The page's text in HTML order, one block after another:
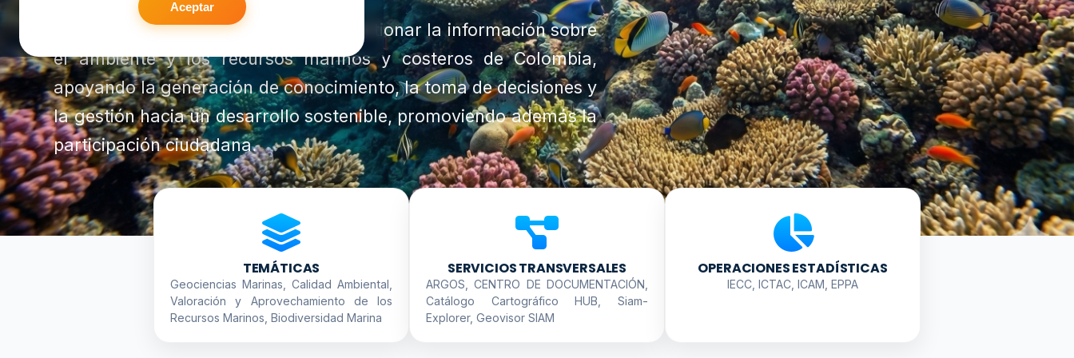
Su objetivo es recopilar, analizar y gestionar la información sobre
el ambiente y los recursos marinos y costeros de Colombia,
apoyando la generación de conocimiento, la toma de decisiones y
la gestión hacia un desarrollo sostenible, promoviendo además la
participación ciudadana.
TEMÁTICAS
Geociencias Marinas, Calidad Ambiental,
Valoración y Aprovechamiento de los
Recursos Marinos, Biodiversidad Marina
SERVICIOS TRANSVERSALES
ARGOS, CENTRO DE DOCUMENTACIÓN,
Catálogo Cartográfico HUB, Siam-
Explorer, Geovisor SIAM
OPERACIONES ESTADÍSTICAS
IECC, ICTAC, ICAM, EPPA
Aceptar